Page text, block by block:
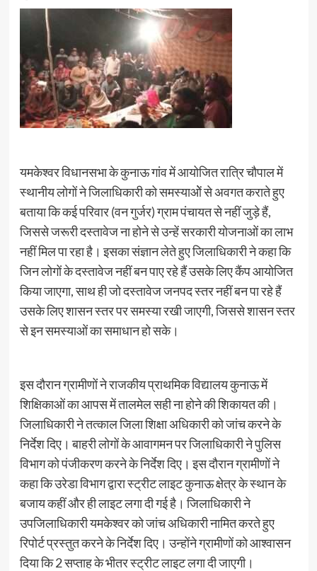
यमकेश्वर विधानसभा के कुनाऊ गांव में आयोजित रात्रि चौपाल में
स्थानीय लोगों ने जिलाधिकारी को समस्याओें से अवगत कराते हुए
बताया कि कई परिवार (वन गुर्जर) ग्राम पंचायत से नहीं जुड़े हैं,
जिससे जरूरी दस्तावेज ना होने से उन्हें सरकारी योजनाओं का लाभ
नहीं मिल पा रहा है। इसका संज्ञान लेते हुए जिलाधिकारी ने कहा कि
जिन लोगों के दस्तावेज नहीं बन पाए रहे हैं उसके लिए कैंप आयोजित
किया जाएगा, साथ ही जो दस्तावेज जनपद स्तर नहीं बन पा रहे हैं
उसके लिए शासन स्तर पर समस्या रखी जाएगी, जिससे शासन स्तर
से इन समस्याओं का समाधान हो सके।
इस दौरान ग्रामीणों ने राजकीय प्राथमिक विद्यालय कुनाऊ में
शिक्षिकाओं का आपस में तालमेल सही ना होने की शिकायत की।
जिलाधिकारी ने तत्काल जिला शिक्षा अधिकारी को जांच करने के
निर्देश दिए। बाहरी लोगों के आवागमन पर जिलाधिकारी ने पुलिस
विभाग को पंजीकरण करने के निर्देश दिए। इस दौरान ग्रामीणों ने
कहा कि उरेडा विभाग द्वारा स्ट्रीट लाइट कुनाऊ क्षेत्र के स्थान के
बजाय कहीं और ही लाइट लगा दी गई है। जिलाधिकारी ने
उपजिलाधिकारी यमकेश्वर को जांच अधिकारी नामित करते हुए
रिपोर्ट प्रस्तुत करने के निर्देश दिए। उन्होंने ग्रामीणों को आश्वासन
दिया कि 2 सप्ताह के भीतर स्ट्रीट लाइट लगा दी जाएगी।